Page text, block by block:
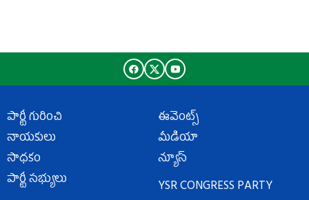
పార్టీ గురించి
నాయకులు
సాధకం
పార్టీ సభ్యులు
ఈవెంట్స్
మీడియా
న్యూస్
YSR CONGRESS PARTY